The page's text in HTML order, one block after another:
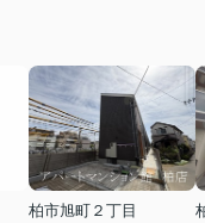
柏市旭町２丁目